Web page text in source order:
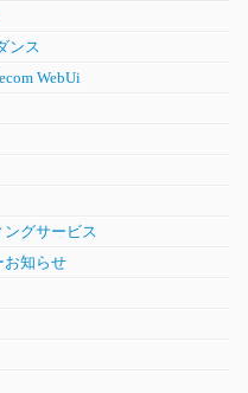
ンス
WebUi
グサービス
お知らせ